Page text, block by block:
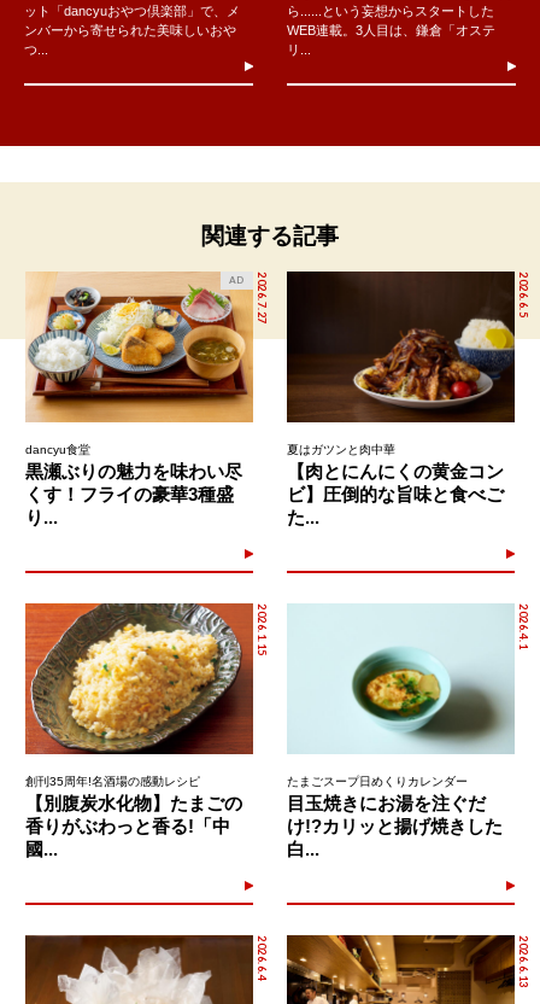
ット「dancyuおやつ倶楽部」で、メ
ンバーから寄せられた美味しいおや
つ...
ら......という妄想からスタートした
WEB連載。3人目は、鎌倉「オステ
リ...
関連する記事
2026.7.27
AD
dancyu食堂
黒瀬ぶりの魅力を味わい尽
くす！フライの豪華3種盛
り...
2026.6.5
夏はガツンと肉中華
【肉とにんにくの黄金コン
ビ】圧倒的な旨味と食べご
た...
2026.1.15
創刊35周年!名酒場の感動レシピ
【別腹炭水化物】たまごの
香りがぶわっと香る!「中
國...
2026.4.1
たまごスープ日めくりカレンダー
目玉焼きにお湯を注ぐだ
け!?カリッと揚げ焼きした
白...
2026.6.4 2026.6.13